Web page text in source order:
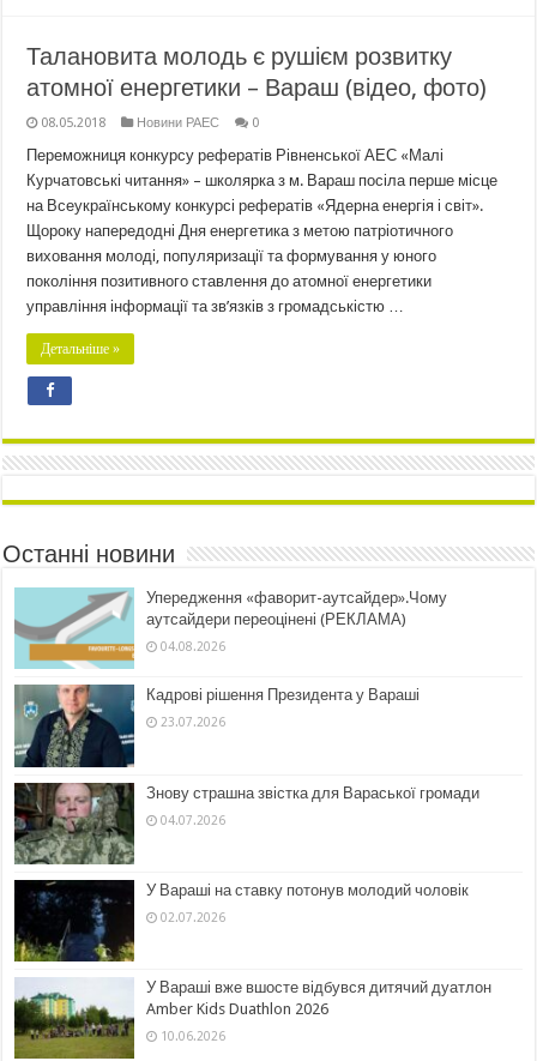
Талановита молодь є рушієм розвитку
атомної енергетики – Вараш (відео, фото)
08.05.2018 Новини РАЕС 0
Переможниця конкурсу рефератів Рівненської АЕС «Малі
Курчатовські читання» – школярка з м. Вараш посіла перше місце
на Всеукраїнському конкурсі рефератів «Ядерна енергія і світ».
Щороку напередодні Дня енергетика з метою патріотичного
виховання молоді, популяризації та формування у юного
покоління позитивного ставлення до атомної енергетики
управління інформації та зв’язків з громадськістю …
Детальніше »
Останні новини
Упередження «фаворит-аутсайдер».Чому
аутсайдери переоцінені (РЕКЛАМА)
04.08.2026
Кадрові рішення Президента у Вараші
23.07.2026
Знову страшна звістка для Вараської громади
04.07.2026
У Вараші на ставку потонув молодий чоловік
02.07.2026
У Вараші вже вшосте відбувся дитячий дуатлон
Amber Kids Duathlon 2026
10.06.2026